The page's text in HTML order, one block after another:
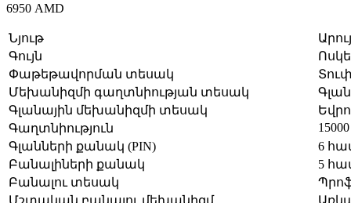
6950 AMD
Նյութ
Գույն
Փաթեթավորման տեսակ
Մեխանիզմի գաղտնիության տեսակ
Գլանային մեխանիզմի տեսակ
Գաղտնիություն
15000
Գլանների քանակ (PIN)
6
Բանալիների քանակ
5
Բանալու տեսակ
Մշտական բանալու մեխանիզմ